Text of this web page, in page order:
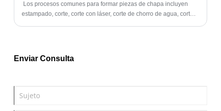
‌ Los procesos comunes para formar piezas de chapa incluyen
estampado, corte, corte con láser, corte de chorro de agua, corte
Enviar Consulta